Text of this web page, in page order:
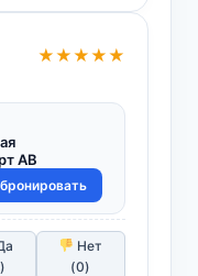
★★★★★
АВ
)
Нет
(0)